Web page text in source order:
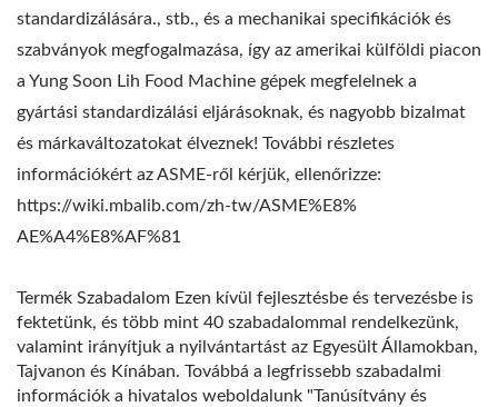
standardizálására., stb., és a mechanikai specifikációk és
szabványok megfogalmazása, így az amerikai külföldi piacon
a Yung Soon Lih Food Machine gépek megfelelnek a
gyártási standardizálási eljárásoknak, és nagyobb bizalmat
és márkaváltozatokat élveznek! További részletes
információkért az ASME-ről kérjük, ellenőrizze:
https://wiki.mbalib.com/zh-tw/ASME%E8%
AE%A4%E8%AF%81
Termék Szabadalom Ezen kívül fejlesztésbe és tervezésbe is
fektetünk, és több mint 40 szabadalommal rendelkezünk,
valamint irányítjuk a nyilvántartást az Egyesült Államokban,
Tajvanon és Kínában. Továbbá a legfrissebb szabadalmi
információk a hivatalos weboldalunk "Tanúsítvány és